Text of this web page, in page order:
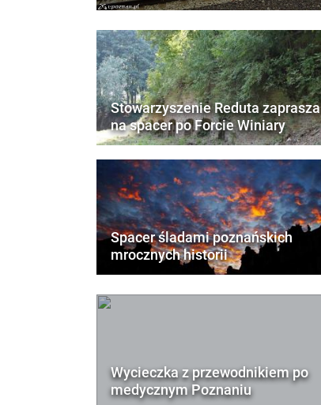
Stowarzyszenie Reduta zaprasza
na spacer po Forcie Winiary
Spacer śladami poznańskich
mrocznych historii
Wycieczka z przewodnikiem po
medycznym Poznaniu